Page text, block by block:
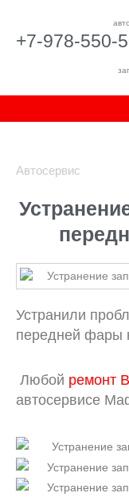
+7-978-550-
Автосервис
Устранили
передней фары
Любой ремонт
автосервисе